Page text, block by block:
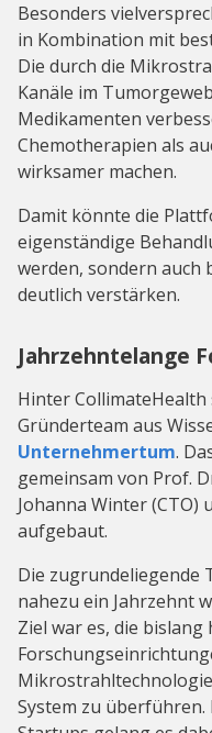
Besonders
in Kombination mit
Die durch die
Kanäle im
Medikamenten
Chemotherapien als
wirksamer machen.
Damit könnte die
eigenständige
werden, sondern auch
deutlich verstärken.
Jahrzehntelange
Hinter
Gründerteam aus
Unternehmertum.
gemeinsam von Prof.
Johanna Winter (CTO)
aufgebaut.
Die zugrundeliegende
nahezu ein Jahrzehnt
Ziel war es, die bislang
System zu